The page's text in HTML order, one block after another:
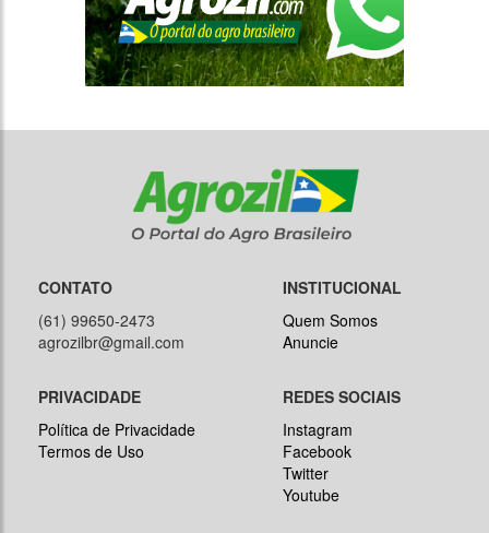
CONTATO
(61) 99650-2473
agrozilbr@gmail.com
INSTITUCIONAL
Quem Somos
Anuncie
PRIVACIDADE
Política de Privacidade
Termos de Uso
REDES SOCIAIS
Instagram
Facebook
Twitter
Youtube